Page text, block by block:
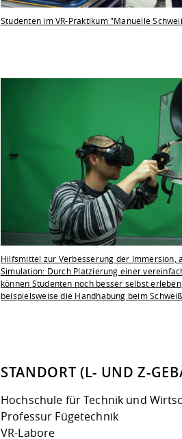
Studenten im VR-Praktikum "Manuelle
Hilfsmittel zur Verbesserung der Immersion,
Simulation: Durch Platzierung einer
können Studenten noch besser selbst
beispielsweise die Handhabung beim
STANDORT (L- UND Z-
Hochschule für Technik und
Professur Fügetechnik
VR-Labore